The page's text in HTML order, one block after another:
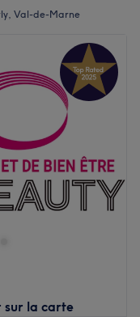
Val-de-Marne
sur la carte